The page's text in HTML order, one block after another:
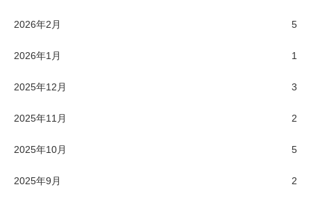
2026年2月 5
2026年1月 1
2025年12月 3
2025年11月 2
2025年10月 5
2025年9月 2